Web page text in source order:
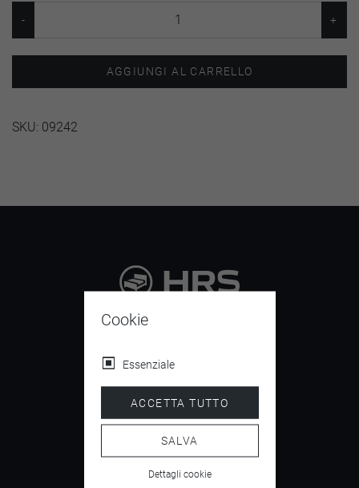
AGGIUNGI AL CARRELLO
SKU: 09242
4.5/ 5
Cookie
Essenziale
ACCETTA TUTTO
SALVA
Dettagli cookie